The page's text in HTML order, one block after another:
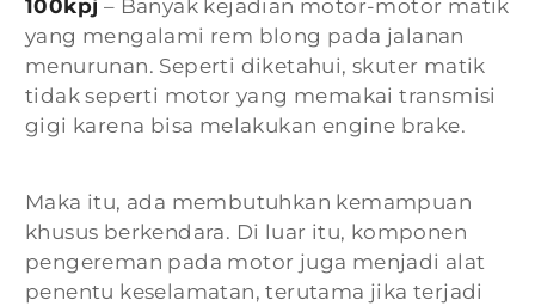
100kpj – Banyak kejadian motor-motor matik
yang mengalami rem blong pada jalanan
menurunan. Seperti diketahui, skuter matik
tidak seperti motor yang memakai transmisi
gigi karena bisa melakukan engine brake.
Maka itu, ada membutuhkan kemampuan
khusus berkendara. Di luar itu, komponen
pengereman pada motor juga menjadi alat
penentu keselamatan, terutama jika terjadi